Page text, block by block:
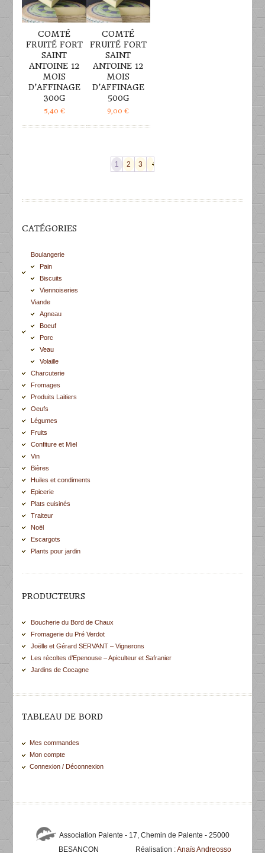
COMTÉ
FRUITÉ FORT
SAINT
ANTOINE 12
MOIS
D’AFFINAGE
300G
5,40 €
COMTÉ
FRUITÉ FORT
SAINT
ANTOINE 12
MOIS
D’AFFINAGE
500G
9,00€
1 2 3
CATÉGORIES
Boulangerie
Pain
Biscuits
Viennoiseries
Viande
Agneau
Boeuf
Porc
Veau
Volaille
Charcuterie
Fromages
Produits Laitiers
Oeufs
Légumes
Fruits
Confiture et Miel
Vin
Bières
Huiles et condiments
Epicerie
Plats cuisinés
Traiteur
Noël
Escargots
Plants pour jardin
PRODUCTEURS
Boucherie du Bord de Chaux
Fromagerie du Pré Verdot
Joëlle et Gérard SERVANT – Vignerons
Les récoltes d’Epenouse – Apiculteur et Safranier
Jardins de Cocagne
TABLEAU DE BORD
Mes commandes
Mon compte
Connexion / Déconnexion
Association Palente - 17, Chemin de Palente - 25000
BESANCON
Réalisation :Anaïs Andreosso